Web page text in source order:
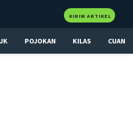
KIRIM ARTIKEL
POJOKAN KILAS CUAN